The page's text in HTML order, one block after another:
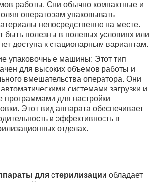
работы. Они обычно компактные и
операторам упаковывать
непосредственно на месте.
быть полезны в полевых условиях или
доступа к стационарным вариантам.
упаковочные машины: Этот тип
для высоких объемов работы и
вмешательства оператора. Они
системами загрузки и
программами для настройки
Этот вид аппарата обеспечивает
и эффективность в
отделах.
для стерилизации обладает